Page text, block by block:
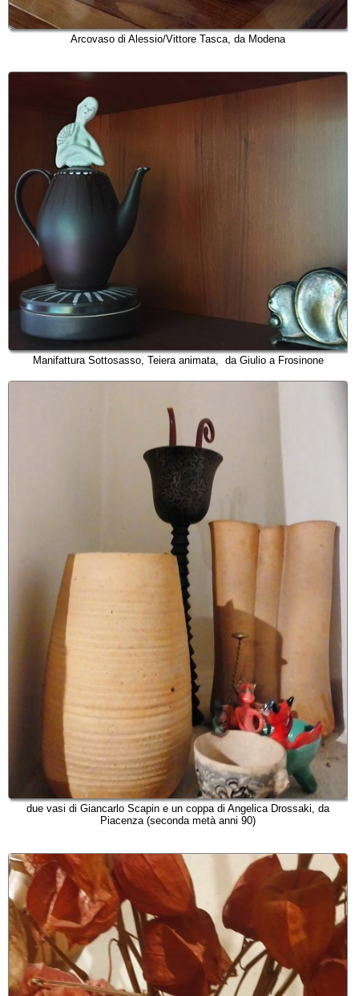
Arcovaso di Alessio/Vittore Tasca, da Modena
Manifattura Sottosasso, Teiera animata, da Giulio a Frosinone
due vasi di Giancarlo Scapin e un coppa di Angelica Drossaki, da
Piacenza (seconda metà anni 90)